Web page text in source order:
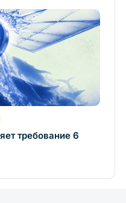
требование 6